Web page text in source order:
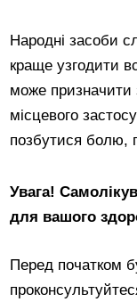
Народні засоби
краще узгодити
може призначити
місцевого
позбутися болю,
Увага!
для вашого
Перед початком